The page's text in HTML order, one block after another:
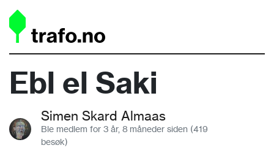
Ebl el Saki
Simen Skard Almaas
Ble medlem for 3 år, 8 måneder siden (419
besøk)